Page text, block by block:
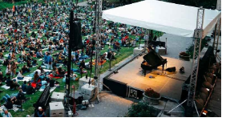
INTERVISTE
RUBRICHE